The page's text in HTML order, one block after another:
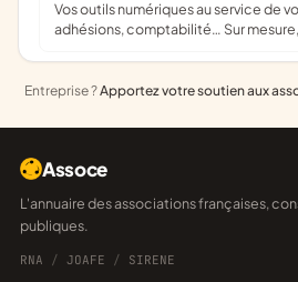
Vos outils numériques au service de votre mission : site web,
adhésions, comptabilité… Sur
Entreprise ?Apportez votre soutien aux
Assoce
L'annuaire des associations françaises, construit sur les données
publiques.
RNA / JOAFE / SIRENE